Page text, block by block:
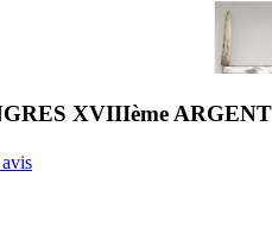
XVIIIème